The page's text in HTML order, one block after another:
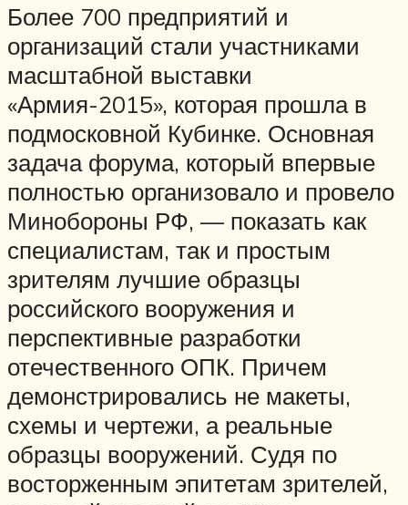
Более 700 предприятий и
организаций стали участниками
масштабной выставки
«Армия-2015», которая прошла в
подмосковной Кубинке. Основная
задача форума, который впервые
полностью организовало и провело
Минобороны РФ, — показать как
специалистам, так и простым
зрителям лучшие образцы
российского вооружения и
перспективные разработки
отечественного ОПК. Причем
демонстрировались не макеты,
схемы и чертежи, а реальные
образцы вооружений. Судя по
восторженным эпитетам зрителей,